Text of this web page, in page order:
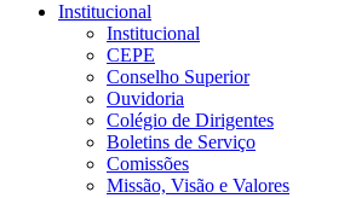
Institucional
Institucional
CEPE
Conselho Superior
Ouvidoria
Colégio de Dirigentes
Boletins de Serviço
Comissões
Missão, Visão e Valores